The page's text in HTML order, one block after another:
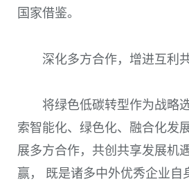
国家借鉴。
深化多方合作，增进互利
将绿色低碳转型作为战略
索智能化、绿色化、融合化发
展多方合作，共创共享发展机
赢， 既是诸多中外优秀企业自